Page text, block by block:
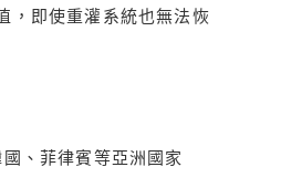
，即使重灌系統也無法恢
、菲律賓等亞洲國家